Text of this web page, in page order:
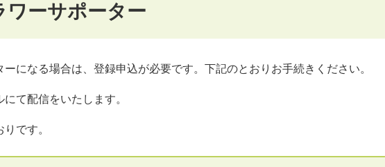
ワーサポーター
になる場合は、登録申込が必要です。下記のとおりお手続きください。
て配信をいたします。
です。